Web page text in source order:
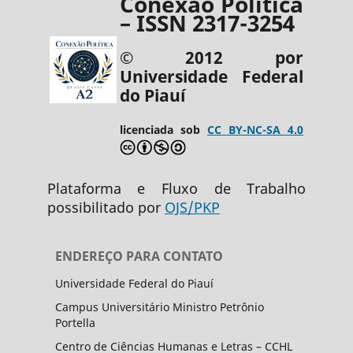
– ISSN 2317-3254
© 2012 por
Universidade Federal
do Piauí
licenciada sob CC BY-NC-SA 4.0
Plataforma e Fluxo de Trabalho
possibilitado por OJS/PKP
ENDEREÇO PARA CONTATO
Universidade Federal do Piauí
Campus Universitário Ministro Petrônio
Portella
Centro de Ciências Humanas e Letras – CCHL